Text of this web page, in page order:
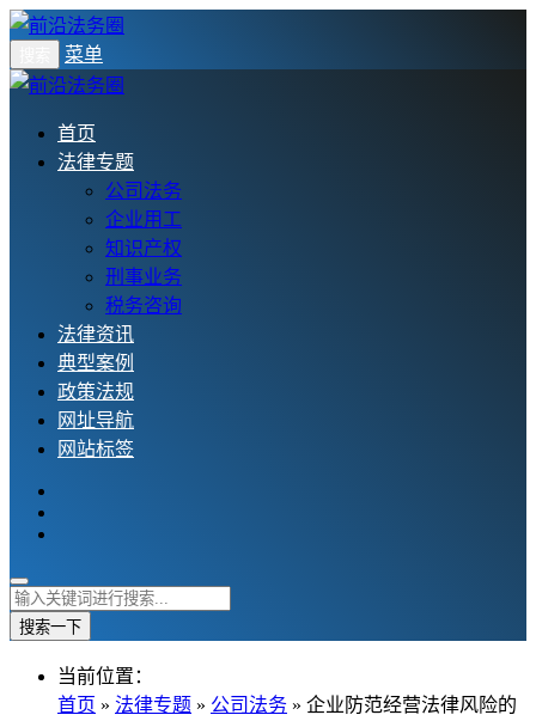
菜单
首页
法律专题
公司法务
企业用工
知识产权
刑事业务
税务咨询
法律资讯
典型案例
政策法规
网址导航
网站标签
搜索一下
当前位置：
首页 » 法律专题 » 公司法务 » 企业防范经营法律风险的